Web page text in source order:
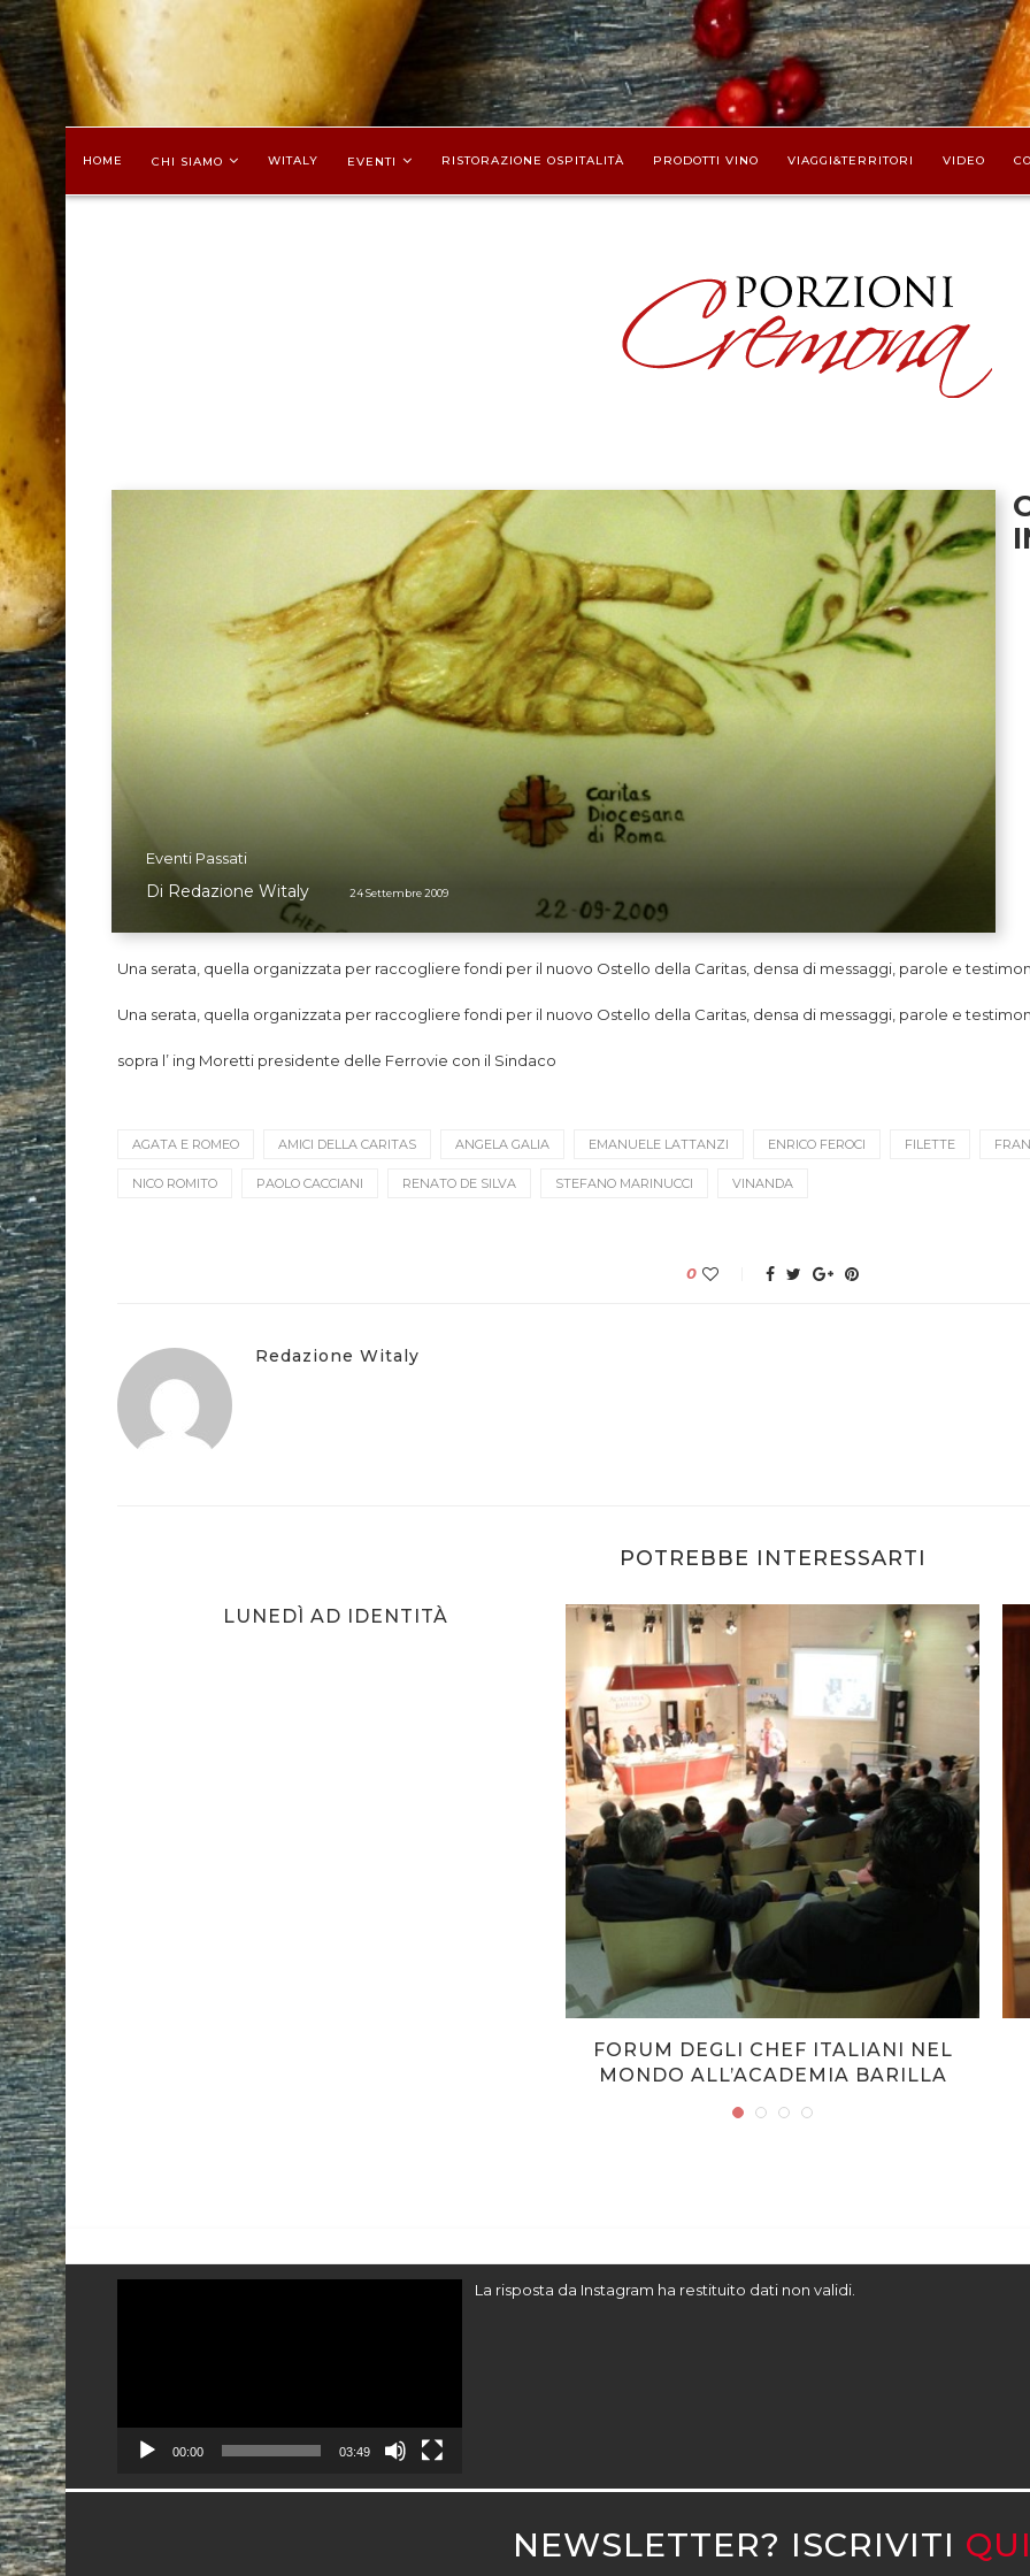
HOME CHI SIAMO WITALY EVENTI RISTORAZIONE OSPITALITÀ PRODOTTI VINO VIAGGI&TERRITORI VIDEO
Eventi Passati
Di Redazione Witaly 24 Settembre 2009
il disegno realizzato dal vivo con salse alimentari colorate dallo
Una serata, quella organizzata per raccogliere fondi per il nuovo Ostello della Caritas, densa di messaggi, parole e
Una serata, quella organizzata per raccogliere fondi per il nuovo Ostello della Caritas, densa di messaggi, parole e
sopra l’ ing Moretti presidente delle Ferrovie con il Sindaco
AGATA E ROMEO AMICI DELLA CARITAS ANGELA GALIA EMANUELE LATTANZI ENRICO FEROCI FILETTE
NICO ROMITO PAOLO CACCIANI RENATO DE SILVA STEFANO MARINUCCI VINANDA
0
Redazione Witaly
POTREBBE INTERESSARTI
LUNEDÌ AD IDENTITÀ
FORUM DEGLI CHEF ITALIANI NEL
MONDO ALL’ACADEMIA BARILLA
00:00 03:49
La risposta da Instagram ha restituito dati non validi.
NEWSLETTER? ISCRIVITI QUI